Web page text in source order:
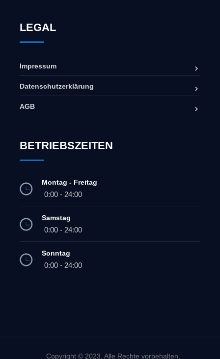
LEGAL
Impressum
Datenschutzerklärung
AGB
BETRIEBSZEITEN
Montag - Freitag
0:00 - 24:00
Samstag
0:00 - 24:00
Sonntag
0:00 - 24:00
Copyright © 2023. Alle Rechte vorbehalten.